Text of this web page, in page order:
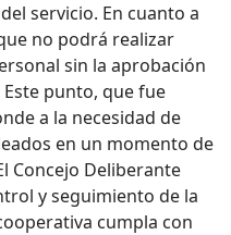
servicio. En cuanto a
no podrá realizar
sin la aprobación
punto, que fue
a la necesidad de
en un momento de
Concejo Deliberante
y seguimiento de la
cumpla con